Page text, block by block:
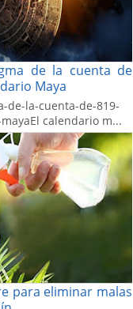
de la cuenta de
Maya
de-la-cuenta-de-819-
calendario m...
para eliminar malas